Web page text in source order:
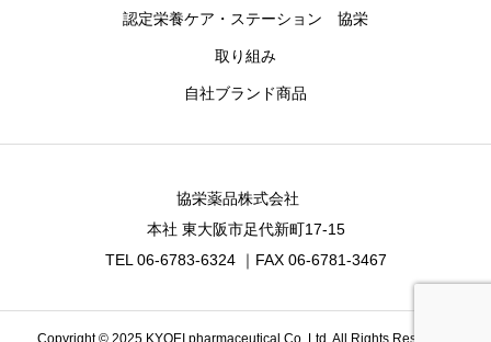
認定栄養ケア・ステーション 協栄
取り組み
自社ブランド商品
協栄薬品株式会社
本社 東大阪市足代新町17-15
TEL 06-6783-6324 ｜FAX 06-6781-3467
Copyright © 2025 KYOEI pharmaceutical Co.,Ltd. All Rights Reserved.